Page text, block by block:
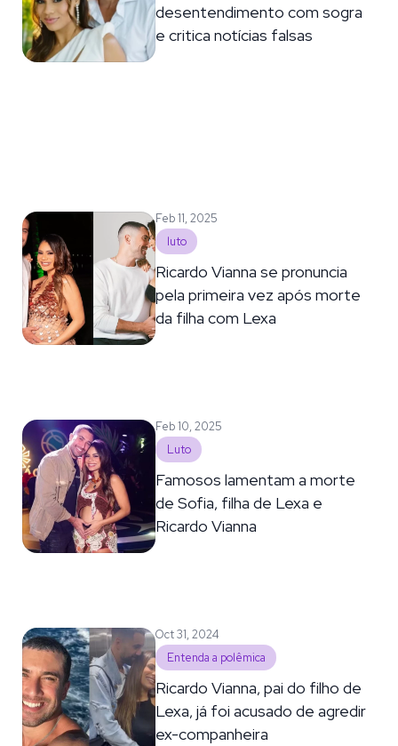
desentendimento com sogra
e critica notícias falsas
Feb 11, 2025
luto
Ricardo Vianna se pronuncia
pela primeira vez após morte
da filha com Lexa
Feb 10, 2025
Luto
Famosos lamentam a morte
de Sofia, filha de Lexa e
Ricardo Vianna
Oct 31, 2024
Entenda a polêmica
Ricardo Vianna, pai do filho de
Lexa, já foi acusado de agredir
ex-companheira